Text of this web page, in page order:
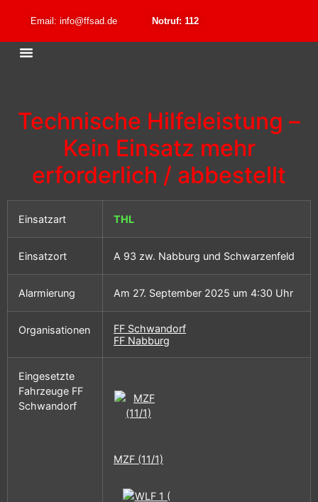
Email: info@ffsad.de Notruf: 112
Technische Hilfeleistung –
Kein Einsatz mehr
erforderlich / abbestellt
Einsatzart THL
Einsatzort A 93 zw. Nabburg und Schwarzenfeld
Alarmierung Am 27. September 2025 um 4:30 Uhr
Organisationen
FF Schwandorf
FF Nabburg
Eingesetzte
Fahrzeuge FF
Schwandorf
MZF (11/1)